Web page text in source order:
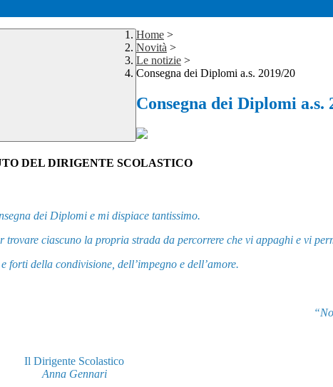
Home >
Novità >
Le notizie >
Consegna dei Diplomi a.s. 2019/20
Consegna dei Diplomi a.s.
DEL DIRIGENTE SCOLASTICO
dei Diplomi e mi dispiace tantissimo.
ciascuno la propria strada da percorrere che vi appaghi e vi
forti della condivisione, dell’impegno e dell’amore.
Il Dirigente Scolastico
Anna Gennari